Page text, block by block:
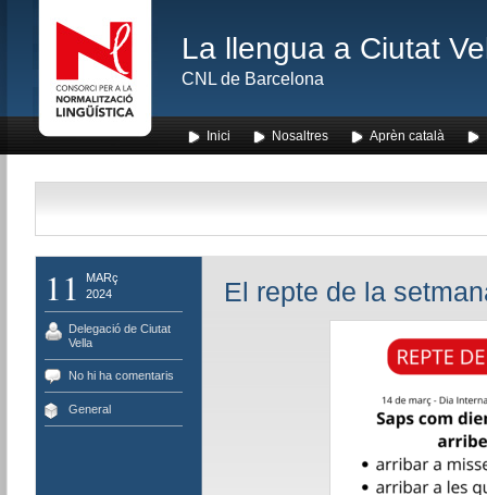
La llengua a Ciutat
CNL de Barcelona
Inici Nosaltres Aprèn català
11
MARç
2024
Delegació de Ciutat
Vella
No hi ha comentaris
General
El repte de la